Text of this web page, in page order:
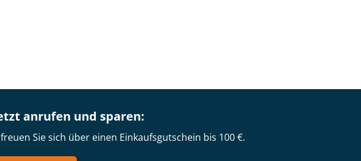
anrufen und sparen:
Sie sich über einen Einkaufsgutschein bis 100 €.